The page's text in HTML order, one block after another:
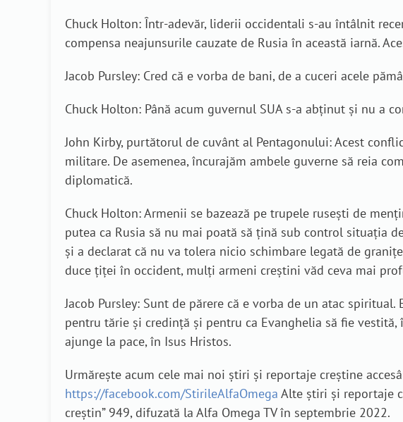
Chuck Holton: Într-adevăr, liderii occidentali s-au întâlnit
compensa neajunsurile cauzate de Rusia în această iarnă.
Jacob Pursley: Cred că e vorba de bani, de a cuceri acele
Chuck Holton: Până acum guvernul SUA s-a abținut și nu a
John Kirby, purtătorul de cuvânt al Pentagonului: Acest
militare. De asemenea, încurajăm ambele guverne să reia
diplomatică.
Chuck Holton: Armenii se bazează pe trupele rusești de
putea ca Rusia să nu mai poată să țină sub control situația
și a declarat că nu va tolera nicio schimbare legată de
duce țiței în occident, mulți armeni creștini văd ceva mai
Jacob Pursley: Sunt de părere că e vorba de un atac
pentru tărie și credință și pentru ca Evanghelia să fie
ajunge la pace, în Isus Hristos.
Urmărește acum cele mai noi știri și reportaje creștine
https://facebook.com/StirileAlfaOmega Alte știri și reportaje
creștin” 949, difuzată la Alfa Omega TV în septembrie 2022.